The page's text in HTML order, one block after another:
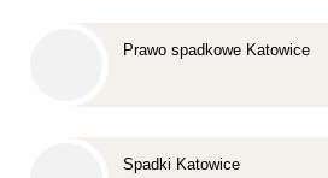
Prawo spadkowe Katowice
Spadki Katowice